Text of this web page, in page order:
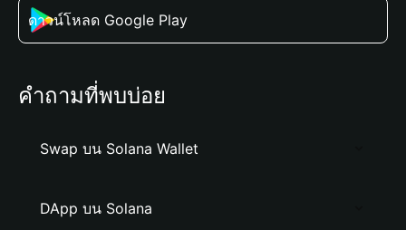
ดาวน์โหลด Google Play
คำถามที่พบบ่อย
Swap บน Solana Wallet
DApp บน Solana